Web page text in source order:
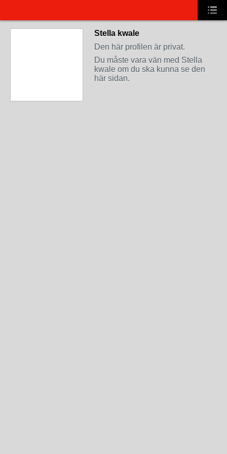
Stella kwale
Den här profilen är privat.
Du måste vara vän med Stella
kwale om du ska kunna se den
här sidan.